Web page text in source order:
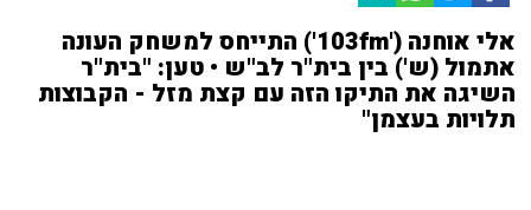
אלי אוחנה ('103fm') התייחס למשחק העונה
אתמול (ש') בין בית"ר לב"ש • טען: "בית"ר
השיגה את התיקו הזה עם קצת מזל - הקבוצות
תלויות בעצמן"